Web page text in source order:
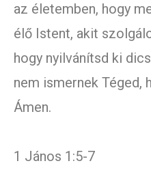
az életemben, hogy
élő Istent, akit
hogy nyilvánítsd ki
nem ismernek Téged,
Ámen.
1 János 1:5-7